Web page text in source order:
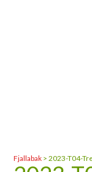
Fjallabak >2023-T04-